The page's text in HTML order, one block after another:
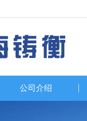
公司介绍